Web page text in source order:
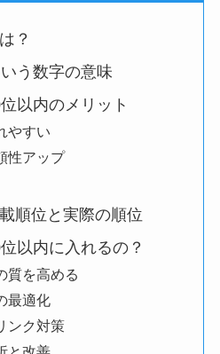
？
う数字の意味
以内のメリット
やすい
性アップ
順位と実際の順位
以内に入れるの？
質を高める
最適化
ンク対策